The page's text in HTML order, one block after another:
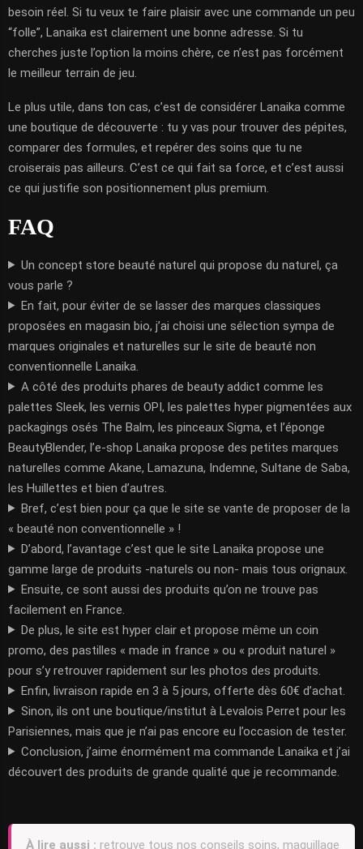
besoin réel. Si tu veux te faire plaisir avec une commande un peu
“folle”, Lanaika est clairement une bonne adresse. Si tu
cherches juste l’option la moins chère, ce n’est pas forcément
le meilleur terrain de jeu.
Le plus utile, dans ton cas, c’est de considérer Lanaika comme
une boutique de découverte : tu y vas pour trouver des pépites,
comparer des formules, et repérer des soins que tu ne
croiserais pas ailleurs. C’est ce qui fait sa force, et c’est aussi
ce qui justifie son positionnement plus premium.
FAQ
Un concept store beauté naturel qui propose du naturel, ça
vous parle ?
En fait, pour éviter de se lasser des marques classiques
proposées en magasin bio, j’ai choisi une sélection sympa de
marques originales et naturelles sur le site de beauté non
conventionnelle Lanaika.
A côté des produits phares de beauty addict comme les
palettes Sleek, les vernis OPI, les palettes hyper pigmentées aux
packagings osés The Balm, les pinceaux Sigma, et l’éponge
BeautyBlender, l’e-shop Lanaika propose des petites marques
naturelles comme Akane, Lamazuna, Indemne, Sultane de Saba,
les Huillettes et bien d’autres.
Bref, c’est bien pour ça que le site se vante de proposer de la
« beauté non conventionnelle » !
D’abord, l’avantage c’est que le site Lanaika propose une
gamme large de produits -naturels ou non- mais tous orignaux.
Ensuite, ce sont aussi des produits qu’on ne trouve pas
facilement en France.
De plus, le site est hyper clair et propose même un coin
promo, des pastilles « made in france » ou « produit naturel »
pour s’y retrouver rapidement sur les photos des produits.
Enfin, livraison rapide en 3 à 5 jours, offerte dès 60€ d’achat.
Sinon, ils ont une boutique/institut à Levalois Perret pour les
Parisiennes, mais que je n’ai pas encore eu l’occasion de tester.
Conclusion, j’aime énormément ma commande Lanaika et j’ai
découvert des produits de grande qualité que je recommande.
À lire aussi : retrouve tous nos conseils soins, maquillage